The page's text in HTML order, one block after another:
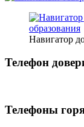
Навигатор
Телефон
Телефоны